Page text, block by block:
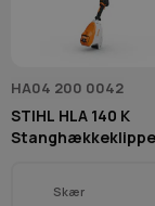
HA04 200 0042
STIHL HLA 140 K
Skær